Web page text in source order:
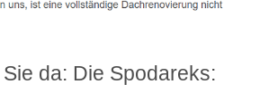
da: Die Spodareks: